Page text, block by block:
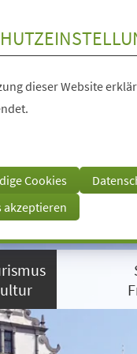
dieser Website
Cookies
akzeptieren